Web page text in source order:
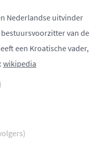
Nederlandse uitvinder
van de
een Kroatische vader,
wikipedia